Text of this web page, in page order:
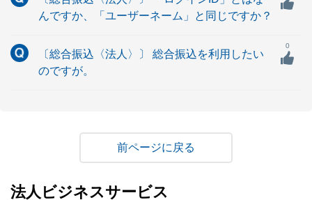
んですか、「ユーザーネーム」と同じですか？
〔総合振込〈法人〉〕 総合振込を利用したい
のですが。
0
戻る
法人ビジネスサービス